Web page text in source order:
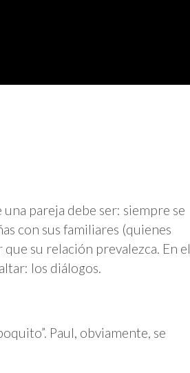
pareja debe ser: siempre se
con sus familiares (quienes
su relación prevalezca. En el
los diálogos.
Paul, obviamente, se